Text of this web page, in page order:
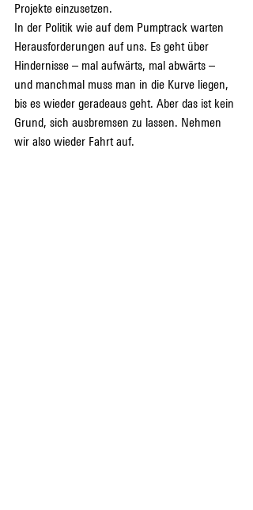
Projekte einzusetzen.
In der Politik wie auf dem Pumptrack warten
Herausforderungen auf uns. Es geht über
Hindernisse – mal aufwärts, mal abwärts –
und manchmal muss man in die Kurve liegen,
bis es wieder geradeaus geht. Aber das ist kein
Grund, sich ausbremsen zu lassen. Nehmen
wir also wieder Fahrt auf.